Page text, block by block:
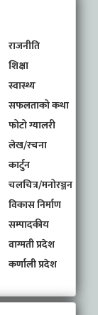
राजनीति
शिक्षा
स्वास्थ्य
सफलताको कथा
फोटो ग्यालरी
लेख/रचना
कार्टुन
चलचित्र/मनोरञ्जन
विकास निर्माण
सम्पादकीय
वाग्मती प्रदेश
कर्णाली प्रदेश